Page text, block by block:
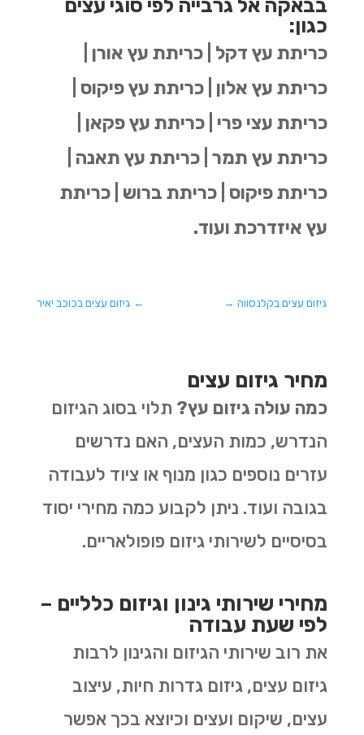
בבאקה אל גרבייה לפי סוגי עצים
כגון:
כריתת עץ דקל | כריתת עץ אורן |
כריתת עץ אלון | כריתת עץ פיקוס |
כריתת עצי פרי | כריתת עץ פקאן |
כריתת עץ תמר | כריתת עץ תאנה |
כריתת פיקוס | כריתת ברוש | כריתת
עץ איזדרכת ועוד.
← גיזום עצים בכוכב יאיר גיזום עצים בקלנסווה→
מחיר גיזום עצים
כמה עולה גיזום עץ? תלוי בסוג הגיזום
הנדרש, כמות העצים, האם נדרשים
עזרים נוספים כגון מנוף או ציוד לעבודה
בגובה ועוד. ניתן לקבוע כמה מחירי יסוד
בסיסיים לשירותי גיזום פופולאריים.
מחירי שירותי גינון וגיזום כלליים –
לפי שעת עבודה
את רוב שירותי הגיזום והגינון לרבות
גיזום עצים, גיזום גדרות חיות, עיצוב
עצים, שיקום ועצים וכיוצא בכך אפשר